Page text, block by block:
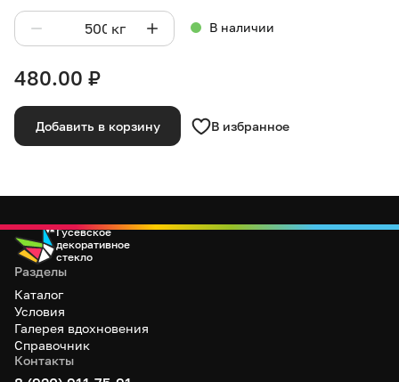
кг В наличии
480.00 ₽
Добавить в корзину В избранное
Гусевское
декоративное
стекло
Разделы
Каталог
Условия
Галерея вдохновения
Справочник
Контакты